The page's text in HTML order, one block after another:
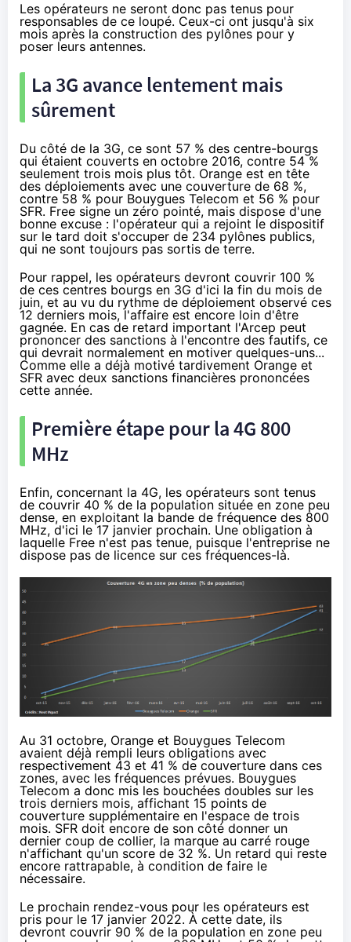
Les opérateurs ne seront donc pas tenus pour
responsables de ce loupé. Ceux-ci ont jusqu'à six
mois après la construction des pylônes pour y
poser leurs antennes.
La 3G avance lentement mais
sûrement
Du côté de la 3G, ce sont 57 % des centre-bourgs
qui étaient couverts en octobre 2016, contre 54 %
seulement trois mois plus tôt. Orange est en tête
des déploiements avec une couverture de 68 %,
contre 58 % pour Bouygues Telecom et 56 % pour
SFR. Free signe un zéro pointé, mais dispose d'une
bonne excuse : l'opérateur qui a rejoint le dispositif
sur le tard doit s'occuper de 234 pylônes publics,
qui ne sont toujours pas sortis de terre.
Pour rappel, les opérateurs devront couvrir 100 %
de ces centres bourgs en 3G d'ici la fin du mois de
juin, et au vu du rythme de déploiement observé ces
12 derniers mois, l'affaire est encore loin d'être
gagnée. En cas de retard important l'Arcep peut
prononcer des sanctions à l'encontre des fautifs, ce
qui devrait normalement en motiver quelques-uns...
Comme elle a déjà motivé tardivement Orange et
SFR avec deux sanctions financières prononcées
cette année.
Première étape pour la4G 800
MHz
Enfin, concernant la 4G, les opérateurs sont tenus
de couvrir 40 % de la population située en zone peu
dense, en exploitant la bande de fréquence des 800
MHz, d'ici le 17 janvier prochain. Une obligation à
laquelle Free n'est pas tenue, puisque l'entreprise ne
dispose pas de licence sur ces fréquences-là.
Au 31 octobre, Orange et Bouygues Telecom
avaient déjà rempli leurs obligations avec
respectivement 43 et 41 % de couverture dans ces
zones, avec les fréquences prévues. Bouygues
Telecom a donc mis les bouchées doubles sur les
trois derniers mois, affichant 15 points de
couverture supplémentaire en l'espace de trois
mois. SFR doit encore de son côté donner un
dernier coup de collier, la marque au carré rouge
n'affichant qu'un score de 32 %. Un retard qui reste
encore rattrapable, à condition de faire le
nécessaire.
Le prochain rendez-vous pour les opérateurs est
pris pour le 17 janvier 2022. À cette date, ils
devront couvrir 90 % de la population en zone peu